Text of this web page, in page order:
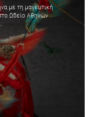
με τη μαγευτική
Ωδείο Αθηνών